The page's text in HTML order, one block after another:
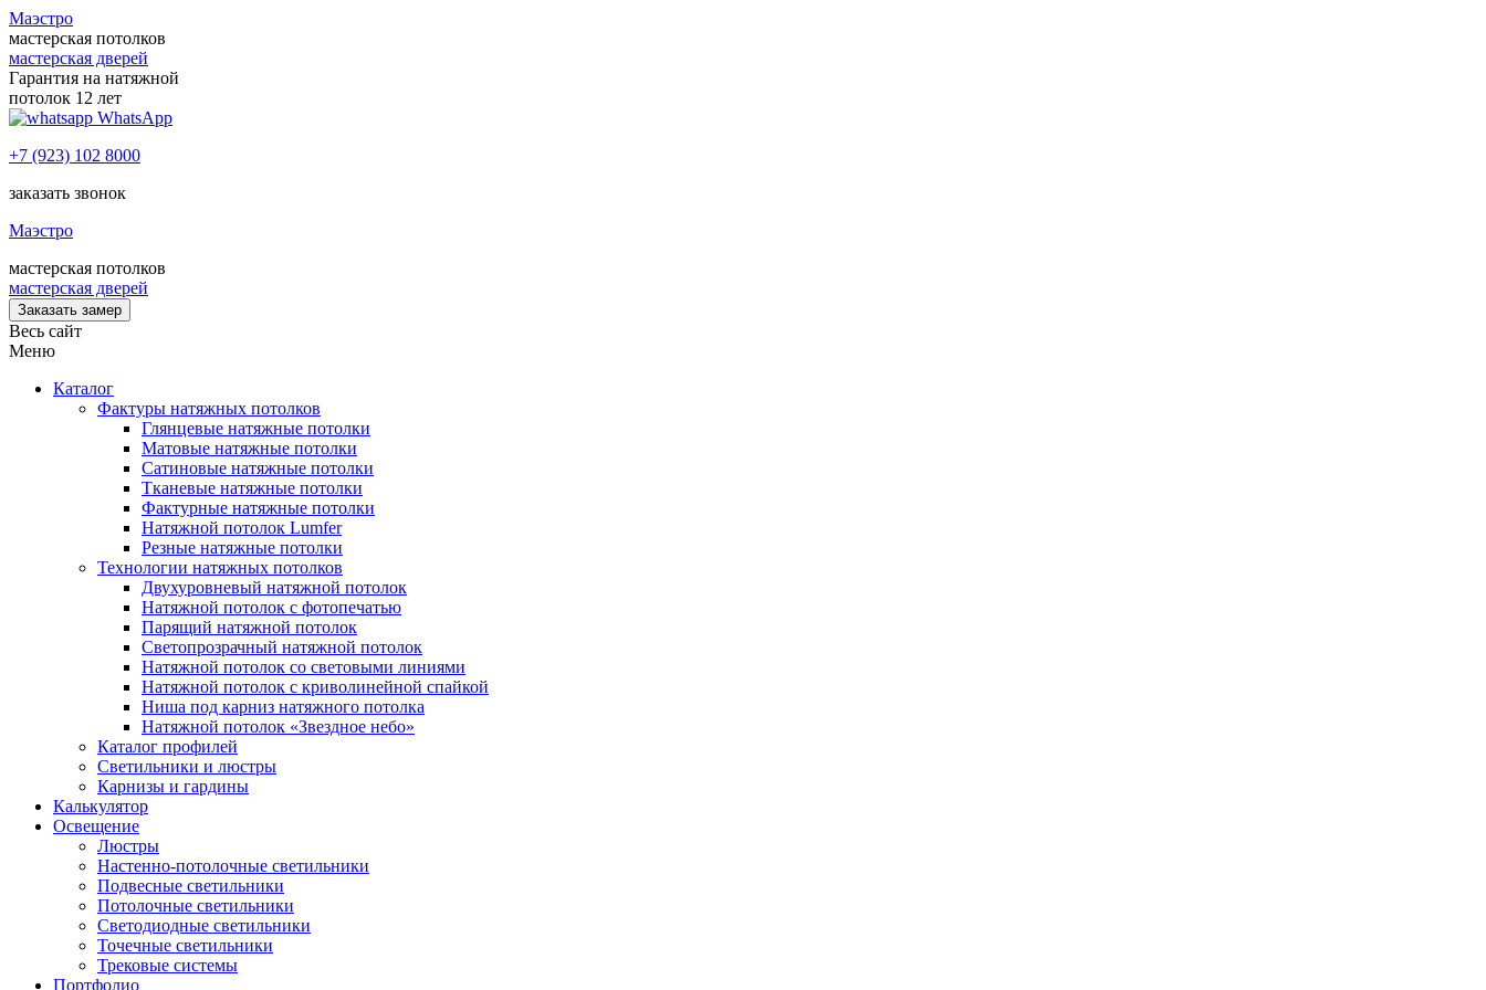
Маэстро
мастерская потолков
мастерская дверей
Гарантия на натяжной
потолок 12 лет
WhatsApp
+7 (923) 102 8000
заказать звонок
Маэстро
мастерская потолков
мастерская дверей
Заказать замер
Весь сайт
Меню
Каталог
Фактуры натяжных потолков
Глянцевые натяжные потолки
Матовые натяжные потолки
Сатиновые натяжные потолки
Тканевые натяжные потолки
Фактурные натяжные потолки
Натяжной потолок Lumfer
Резные натяжные потолки
Технологии натяжных потолков
Двухуровневый натяжной потолок
Натяжной потолок с фотопечатью
Парящий натяжной потолок
Светопрозрачный натяжной потолок
Натяжной потолок со световыми линиями
Натяжной потолок с криволинейной спайкой
Ниша под карниз натяжного потолка
Натяжной потолок «Звездное небо»
Каталог профилей
Светильники и люстры
Карнизы и гардины
Калькулятор
Освещение
Люстры
Настенно-потолочные светильники
Подвесные светильники
Потолочные светильники
Светодиодные светильники
Точечные светильники
Трековые системы
Портфолио